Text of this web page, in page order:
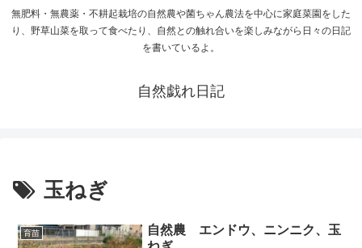
無肥料・無農薬・不耕起栽培の自然農や菌ちゃん農法を中心に家庭菜園をした
り、野草山菜を取って食べたり、自然との触れ合いを楽しみながら日々の日記
を書いているよ。
自然戯れ日記
玉ねぎ
育苗
自然農 エンドウ、ニンニク、玉